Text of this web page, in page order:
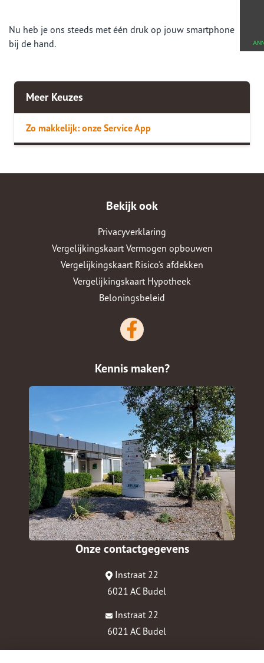
Nu heb je ons steeds met één druk op jouw smartphone
bij de hand.
Meer Keuzes
Zo makkelijk: onze Service App
Bekijk ook
Privacyverklaring
Vergelijkingskaart Vermogen opbouwen
Vergelijkingskaart Risico's afdekken
Vergelijkingskaart Hypotheek
Beloningsbeleid
Kennis maken?
Onze contactgegevens
Instraat 22
6021 AC Budel
Instraat 22
6021 AC Budel